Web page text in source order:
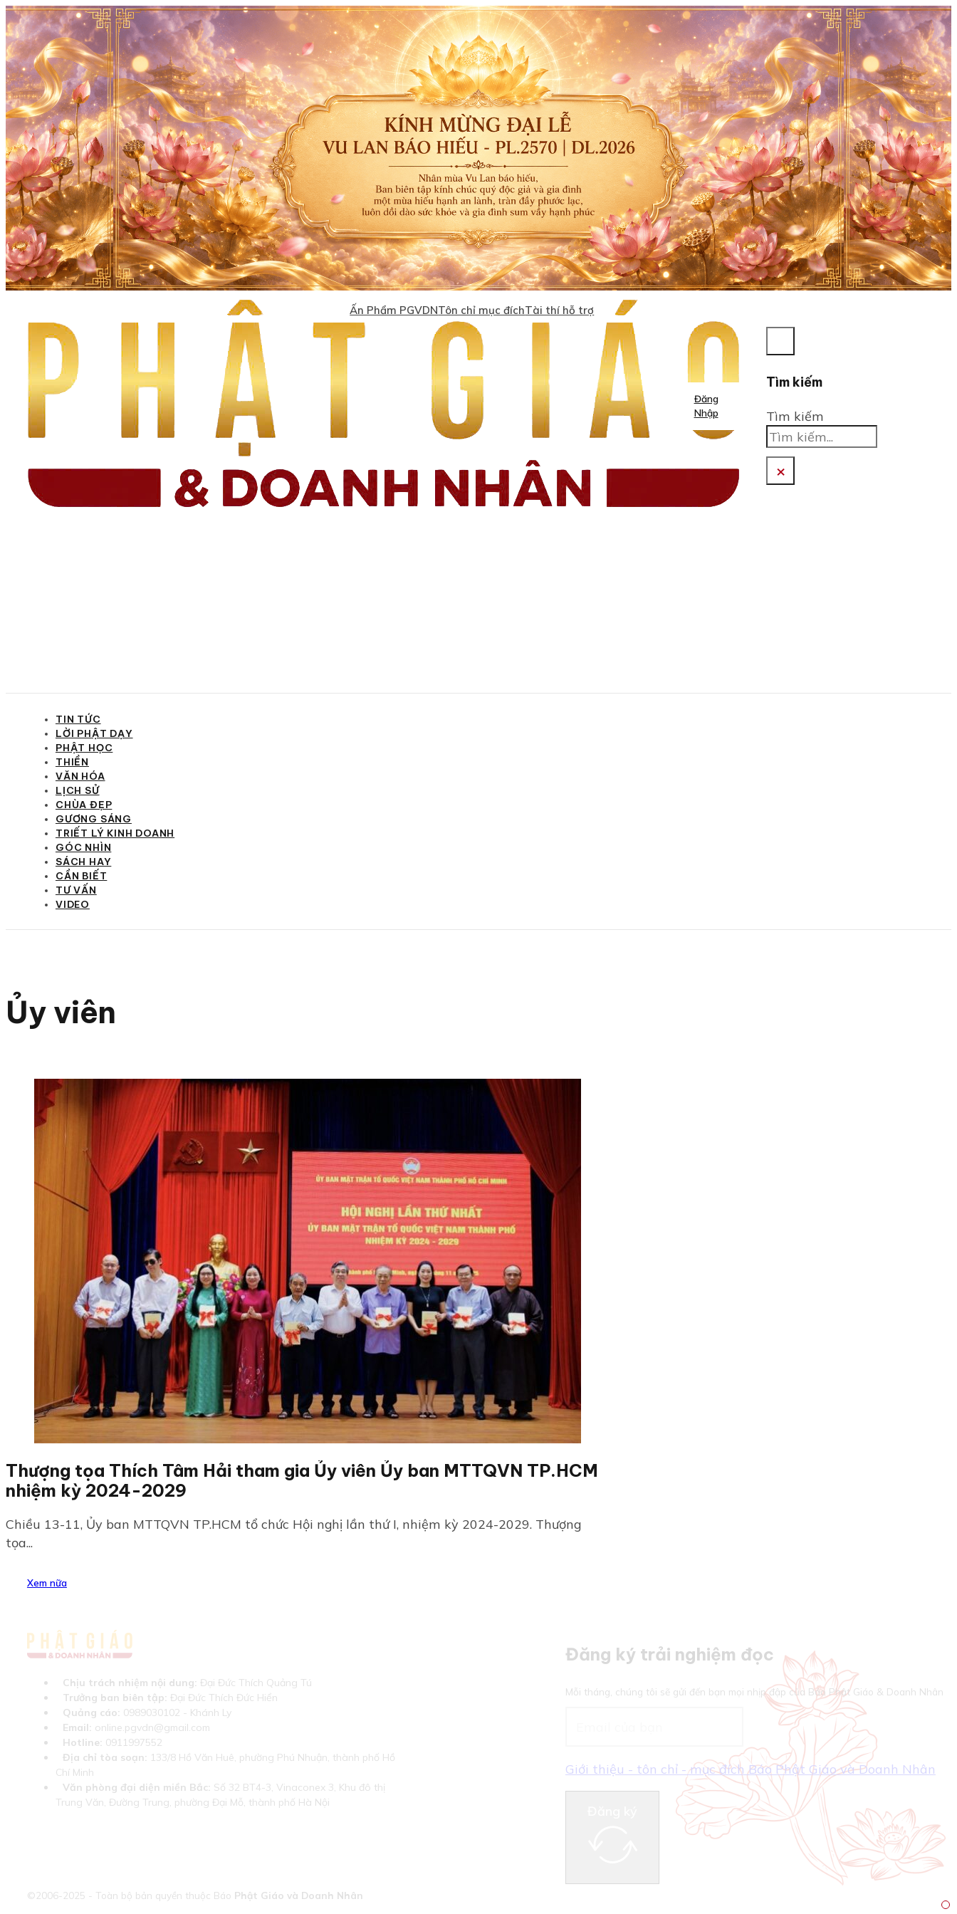
Ấn Phẩm PGVDNTôn chỉ mục đíchTài thí hỗ trợ
Đăng
Nhập
Tìm kiếm
Tìm kiếm
×
TIN TỨC
LỜI PHẬT DẠY
PHẬT HỌC
THIỀN
VĂN HÓA
LỊCH SỬ
CHÙA ĐẸP
GƯƠNG SÁNG
TRIẾT LÝ KINH DOANH
GÓC NHÌN
SÁCH HAY
CẦN BIẾT
TƯ VẤN
VIDEO
Ủy viên
Thượng tọa Thích Tâm Hải tham gia Ủy viên Ủy ban MTTQVN TP.HCM
nhiệm kỳ 2024-2029
Chiều 13-11, Ủy ban MTTQVN TP.HCM tổ chức Hội nghị lần thứ I, nhiệm kỳ 2024-2029. Thượng
tọa...
Xem nữa
Chịu trách nhiệm nội dung: Đại Đức Thích Quảng Tú
Trưởng ban biên tập: Đại Đức Thích Đức Hiển
Quảng cáo: 0989030102 - Khánh Ly
Email: online.pgvdn@gmail.com
Hotline: 0911997552
Địa chỉ tòa soạn: 133/8 Hồ Văn Huê, phường Phú Nhuận, thành phố Hồ
Chí Minh
Văn phòng đại diện miền Bắc: Số 32 BT4-3, Vinaconex 3, Khu đô thị
Trung Văn, Đường Trung, phường Đại Mỗ, thành phố Hà Nội
Đăng ký trải nghiệm đọc
Mỗi tháng, chúng tôi sẽ gửi đến bạn mọi nhịp đập của Báo Phật Giáo & Doanh Nhân
Giới thiệu - tôn chỉ - mục đích Báo Phật Giáo và Doanh Nhân
©2006-2025 - Toàn bộ bản quyền thuộc Báo Phật Giáo và Doanh Nhân